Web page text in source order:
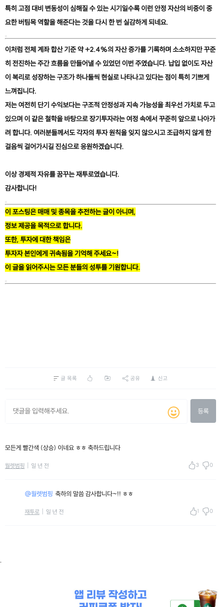
특히 고점 대비 변동성이 심해질 수 있는 시기일수록 이런 안정 자산의 비중이 중
요한 버팀목 역할을 해준다는 것을 다시 한 번 실감하게 되네요.
이처럼 전체 계좌 합산 기준 약 +2.4%의 자산 증가를 기록하며 소소하지만 꾸준
히 전진하는 주간 흐름을 만들어낼 수 있었던 이번 주였습니다. 납입 없이도 자산
이 복리로 성장하는 구조가 하나둘씩 현실로 나타나고 있다는 점이 특히 기쁘게
느껴집니다.
저는 여전히 단기 수익보다는 구조적 안정성과 지속 가능성을 최우선 가치로 두고
있으며 이 같은 철학을 바탕으로 장기투자라는 여정 속에서 꾸준히 앞으로 나아가
려 합니다. 여러분들께서도 각자의 투자 원칙을 잊지 않으시고 조급하지 않게 한
걸음씩 걸어가시길 진심으로 응원하겠습니다.
이상 경제적 자유를 꿈꾸는 재투로였습니다.
감사합니다!
이 포스팅은 매매 및 종목을 추전하는 글이 아니며,
정보 제공을 목적으로 합니다.
또한, 투자에 대한 책임은
투자자 본인에게 귀속됨을 기억해 주세요~!
이 글을 읽어주시는 모든 분들의 성투를 기원합니다.
글 목록 공유 신고
등록
모든게 빨간색 (상승) 이네요 ㅎㅎ 축하드립니다
월렛범핑 일 년 전 3 0
@월렛범핑 축하의 말씀 감사합니다~!! ㅎㅎ
재투로 일 년 전 1 0
.